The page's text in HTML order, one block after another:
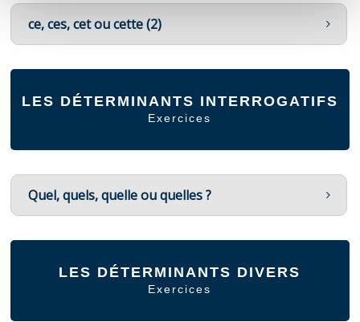
ce, ces, cet ou cette (2)
LES DÉTERMINANTS INTERROGATIFS
Exercices
Quel, quels, quelle ou quelles ?
LES DÉTERMINANTS DIVERS
Exercices